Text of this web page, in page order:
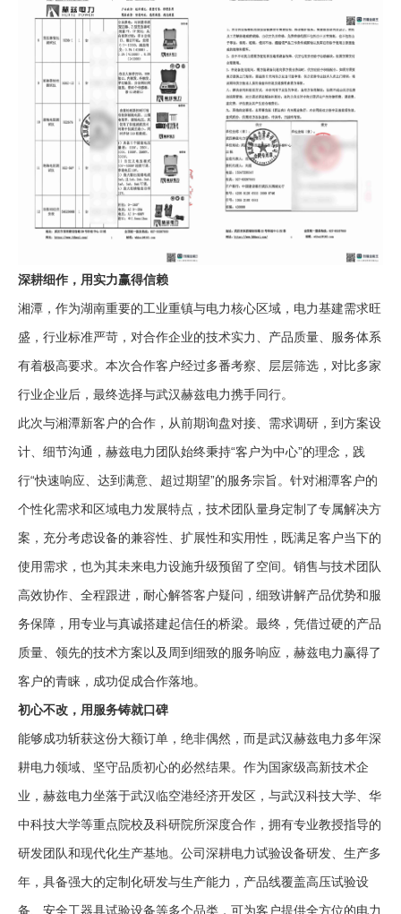
深耕细作，用实力赢得信赖
湘潭，作为湖南重要的工业重镇与电力核心区域，电力基建需求旺
盛，行业标准严苛，对合作企业的技术实力、产品质量、服务体系
有着极高要求。本次合作客户经过多番考察、层层筛选，对比多家
行业企业后，最终选择与武汉赫兹电力携手同行。
此次与湘潭新客户的合作，从前期询盘对接、需求调研，到方案设
计、细节沟通，赫兹电力团队始终秉持“客户为中心”的理念，践
行“快速响应、达到满意、超过期望”的服务宗旨。针对湘潭客户的
个性化需求和区域电力发展特点，技术团队量身定制了专属解决方
案，充分考虑设备的兼容性、扩展性和实用性，既满足客户当下的
使用需求，也为其未来电力设施升级预留了空间。销售与技术团队
高效协作、全程跟进，耐心解答客户疑问，细致讲解产品优势和服
务保障，用专业与真诚搭建起信任的桥梁。最终，凭借过硬的产品
质量、领先的技术方案以及周到细致的服务响应，赫兹电力赢得了
客户的青睐，成功促成合作落地。
初心不改，用服务铸就口碑
能够成功斩获这份大额订单，绝非偶然，而是武汉赫兹电力多年深
耕电力领域、坚守品质初心的必然结果。作为国家级高新技术企
业，赫兹电力坐落于武汉临空港经济开发区，与武汉科技大学、华
中科技大学等重点院校及科研院所深度合作，拥有专业教授指导的
研发团队和现代化生产基地。公司深耕电力试验设备研发、生产多
年，具备强大的定制化研发与生产能力，产品线覆盖高压试验设
备、安全工器具试验设备等多个品类，可为客户提供全方位的电力